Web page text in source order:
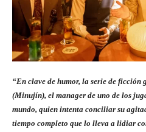
“En clave de humor, la serie de
(Minujín), el manager de uno de los
mundo, quien intenta conciliar su
tiempo completo que lo lleva a lidiar